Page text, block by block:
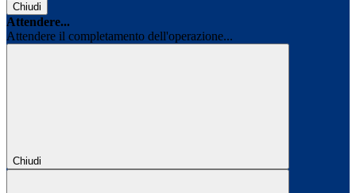
Chiudi
Attendere...
Attendere il completamento dell'operazione...
Chiudi